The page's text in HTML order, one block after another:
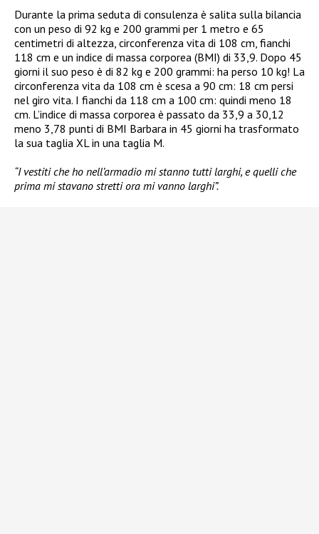
Durante la prima seduta di consulenza è salita sulla bilancia
con un peso di 92 kg e 200 grammi per 1 metro e 65
centimetri di altezza, circonferenza vita di 108 cm, fianchi
118 cm e un indice di massa corporea (BMI) di 33,9. Dopo 45
giorni il suo peso è di 82 kg e 200 grammi: ha perso 10 kg! La
circonferenza vita da 108 cm è scesa a 90 cm: 18 cm persi
nel giro vita. I fianchi da 118 cm a 100 cm: quindi meno 18
cm. L’indice di massa corporea è passato da 33,9 a 30,12
meno 3,78 punti di BMI Barbara in 45 giorni ha trasformato
la sua taglia XL in una taglia M.
“I vestiti che ho nell’armadio mi stanno tutti larghi, e quelli che
prima mi stavano stretti ora mi vanno larghi”.